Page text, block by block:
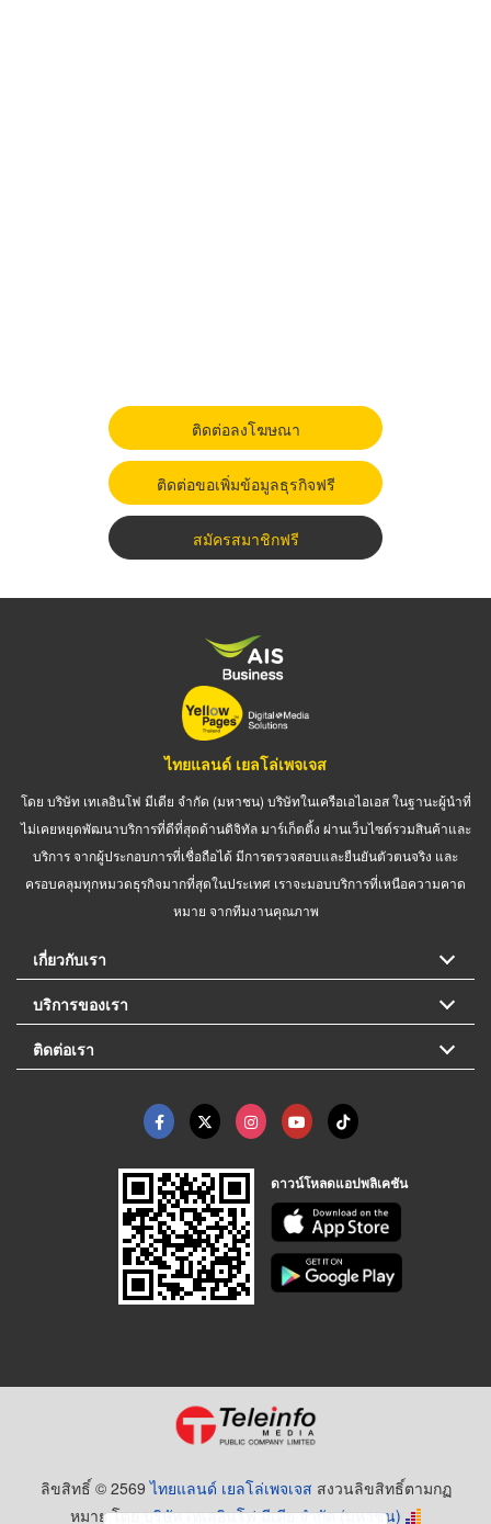
ติดต่อลงโฆษณา
ติดต่อขอเพิ่มข้อมูลธุรกิจฟรี
สมัครสมาชิกฟรี
ไทยแลนด์ เยลโล่เพจเจส
โดย บริษัท เทเลอินโฟ มีเดีย จำกัด (มหาชน) บริษัทในเครือเอไอเอส ในฐานะผู้นำที่
ไม่เคยหยุดพัฒนาบริการที่ดีที่สุดด้านดิจิทัล มาร์เก็ตติ้ง ผ่านเว็บไซต์รวมสินค้าและ
บริการ จากผู้ประกอบการที่เชื่อถือได้ มีการตรวจสอบและยืนยันตัวตนจริง และ
ครอบคลุมทุกหมวดธุรกิจมากที่สุดในประเทศ เราจะมอบบริการที่เหนือความคาด
หมาย จากทีมงานคุณภาพ
เกี่ยวกับเรา
บริการของเรา
ติดต่อเรา
ดาวน์โหลดแอปพลิเคชัน
ลิขสิทธิ์ © 2569ไทยแลนด์ เยลโล่เพจเจส สงวนลิขสิทธิ์ตามกฏ
หมาย โดยบริษัท เทเลอินโฟ มีเดีย จำกัด (มหาชน)